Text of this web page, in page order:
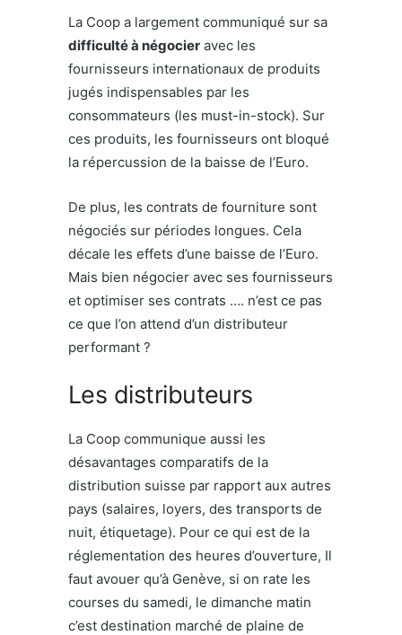
La Coop a largement communiqué sur sa
difficulté à négocier avec les
fournisseurs internationaux de produits
jugés indispensables par les
consommateurs (les must-in-stock). Sur
ces produits, les fournisseurs ont bloqué
la répercussion de la baisse de l’Euro.
De plus, les contrats de fourniture sont
négociés sur périodes longues. Cela
décale les effets d’une baisse de l’Euro.
Mais bien négocier avec ses fournisseurs
et optimiser ses contrats …. n’est ce pas
ce que l’on attend d’un distributeur
performant ?
Les distributeurs
La Coop communique aussi les
désavantages comparatifs de la
distribution suisse par rapport aux autres
pays (salaires, loyers, des transports de
nuit, étiquetage). Pour ce qui est de la
réglementation des heures d’ouverture, Il
faut avouer qu’à Genève, si on rate les
courses du samedi, le dimanche matin
c’est destination marché de plaine de